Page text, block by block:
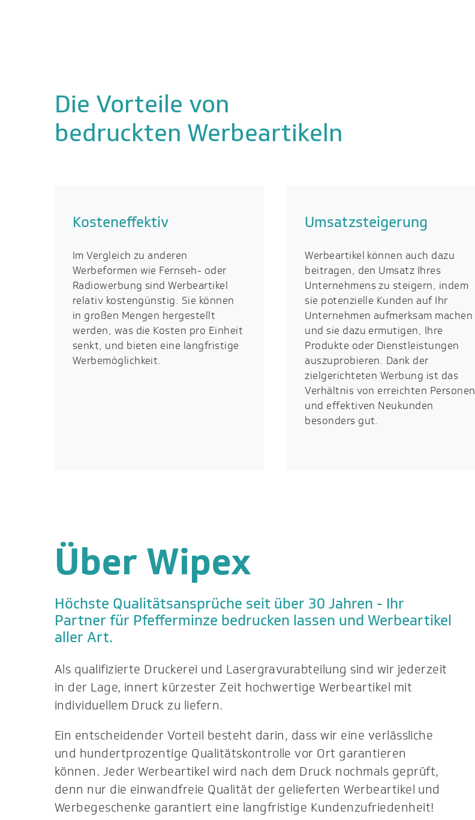
Die Vorteile von
bedruckten Werbeartikeln
Kosteneffektiv
Im Vergleich zu anderen
Werbeformen wie Fernseh- oder
Radiowerbung sind Werbeartikel
relativ kostengünstig. Sie können
in großen Mengen hergestellt
werden, was die Kosten pro Einheit
senkt, und bieten eine langfristige
Werbemöglichkeit.
Umsatzsteigerung
Werbeartikel können auch dazu
beitragen, den Umsatz Ihres
Unternehmens zu steigern, indem
sie potenzielle Kunden auf Ihr
Unternehmen aufmerksam machen
und sie dazu ermutigen, Ihre
Produkte oder Dienstleistungen
auszuprobieren. Dank der
zielgerichteten Werbung ist das
Verhältnis von erreichten Personen
und effektiven Neukunden
besonders gut.
Über Wipex
Höchste Qualitätsansprüche seit über 30 Jahren - Ihr
Partner für Pfefferminze bedrucken lassen und Werbeartikel
aller Art.
Als qualifizierte Druckerei und Lasergravurabteilung sind wir jederzeit
in der Lage, innert kürzester Zeit hochwertige Werbeartikel mit
individuellem Druck zu liefern.
Ein entscheidender Vorteil besteht darin, dass wir eine verlässliche
und hundertprozentige Qualitätskontrolle vor Ort garantieren
können. Jeder Werbeartikel wird nach dem Druck nochmals geprüft,
denn nur die einwandfreie Qualität der gelieferten Werbeartikel und
Werbegeschenke garantiert eine langfristige Kundenzufriedenheit!